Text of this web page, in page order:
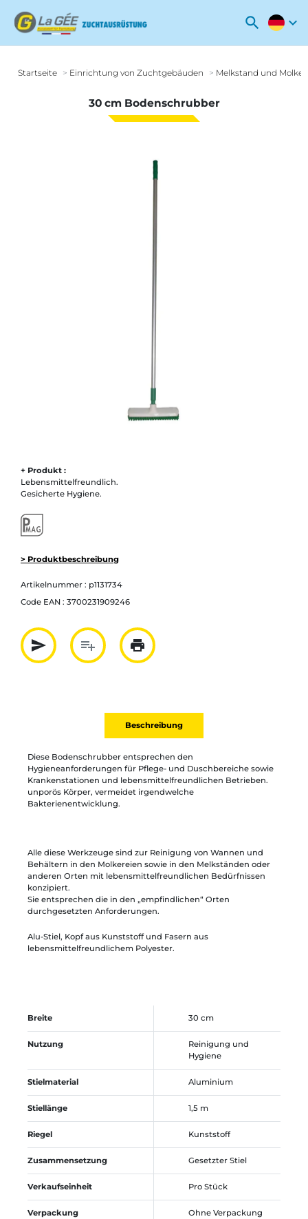
search expand_more
Startseite Einrichtung von Zuchtgebäuden Melkstand und
30 cm Bodenschrubber
+ Produkt :
Lebensmittelfreundlich.
Gesicherte Hygiene.
> Produktbeschreibung
Artikelnummer : p1131734
Code EAN : 3700231909246
send
Partager par mail
playlist_add
Ajouter à la liste
print
Imprimer
Beschreibung
Diese Bodenschrubber entsprechen den
Hygieneanforderungen für Pflege- und Duschbereiche sowie
Krankenstationen und lebensmittelfreundlichen Betrieben.
unporös Körper, vermeidet irgendwelche
Bakterienentwicklung.
Alle diese Werkzeuge sind zur Reinigung von Wannen und
Behältern in den Molkereien sowie in den Melkständen oder
anderen Orten mit lebensmittelfreundlichen Bedürfnissen
konzipiert.
Sie entsprechen die in den „empfindlichen“ Orten
durchgesetzten Anforderungen.
Alu-Stiel, Kopf aus Kunststoff und Fasern aus
lebensmittelfreundlichem Polyester.
Breite 30 cm
Nutzung
Reinigung und
Hygiene
Stielmaterial Aluminium
Stiellänge 1,5 m
Riegel Kunststoff
Zusammensetzung Gesetzter Stiel
Verkaufseinheit Pro Stück
Verpackung Ohne Verpackung